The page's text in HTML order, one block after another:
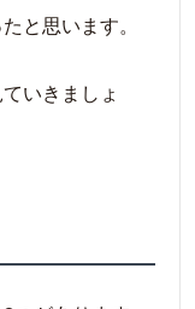
と思います。
いきましょ